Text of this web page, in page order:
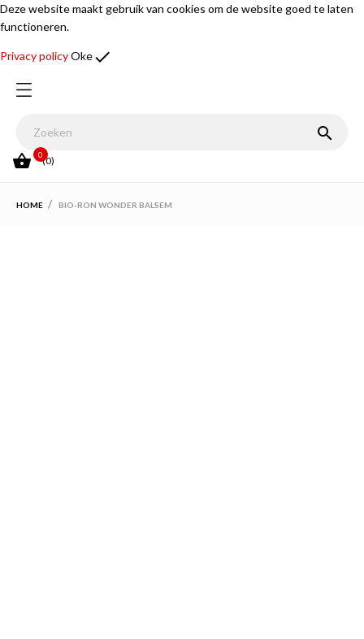
Deze website maakt gebruik van cookies om de website goed te laten
functioneren.
Privacy policyOkedone


(0)
0
HOME BIO-RON WONDER BALSEM